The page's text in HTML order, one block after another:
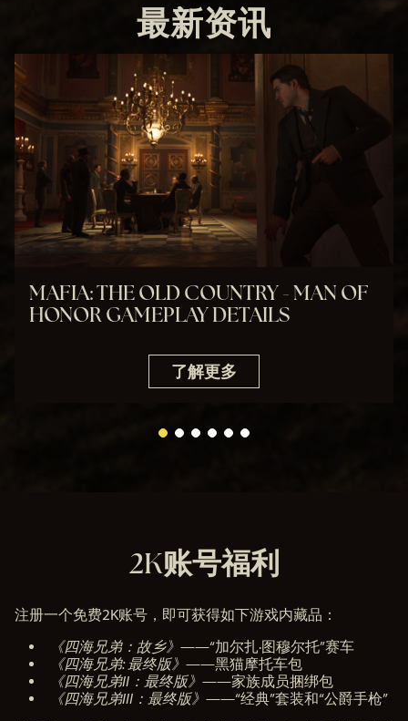
及
将
输
至
Go
ogl
务
器
。
最新资讯
MAFIA: THE OLD COUNTRY - MAN OF
HONOR GAMEPLAY DETAILS
了解更多
2K账号福利
注册一个免费2K账号，即可获得如下游戏内藏品：
《四海兄弟：故乡》 ——“加尔扎·图穆尔托”赛车
《四海兄弟: 最终版》 ——黑猫摩托车包
《四海兄弟II：最终版》 ——家族成员捆绑包
《四海兄弟III：最终版》 ——“经典”套装和“公爵手枪”